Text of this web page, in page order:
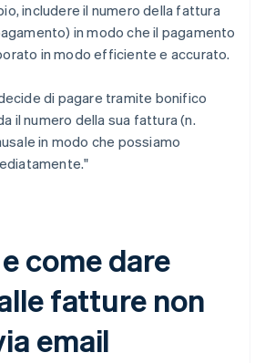
includere il numero della fattura
in modo che il pagamento
in modo efficiente e accurato.
di pagare tramite bonifico
il numero della sua fattura (n.
in modo che possiamo
come dare
fatture non
email